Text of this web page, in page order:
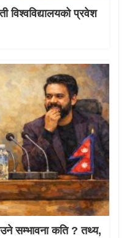
विश्वविद्यालयको प्रवेश
सम्भावना कति ? तथ्य,